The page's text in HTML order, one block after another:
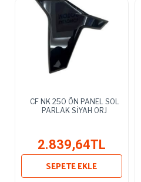
CF NK 250 ÖN PANEL SOL
PARLAK SİYAH ORJ
2.839,64TL
SEPETE EKLE